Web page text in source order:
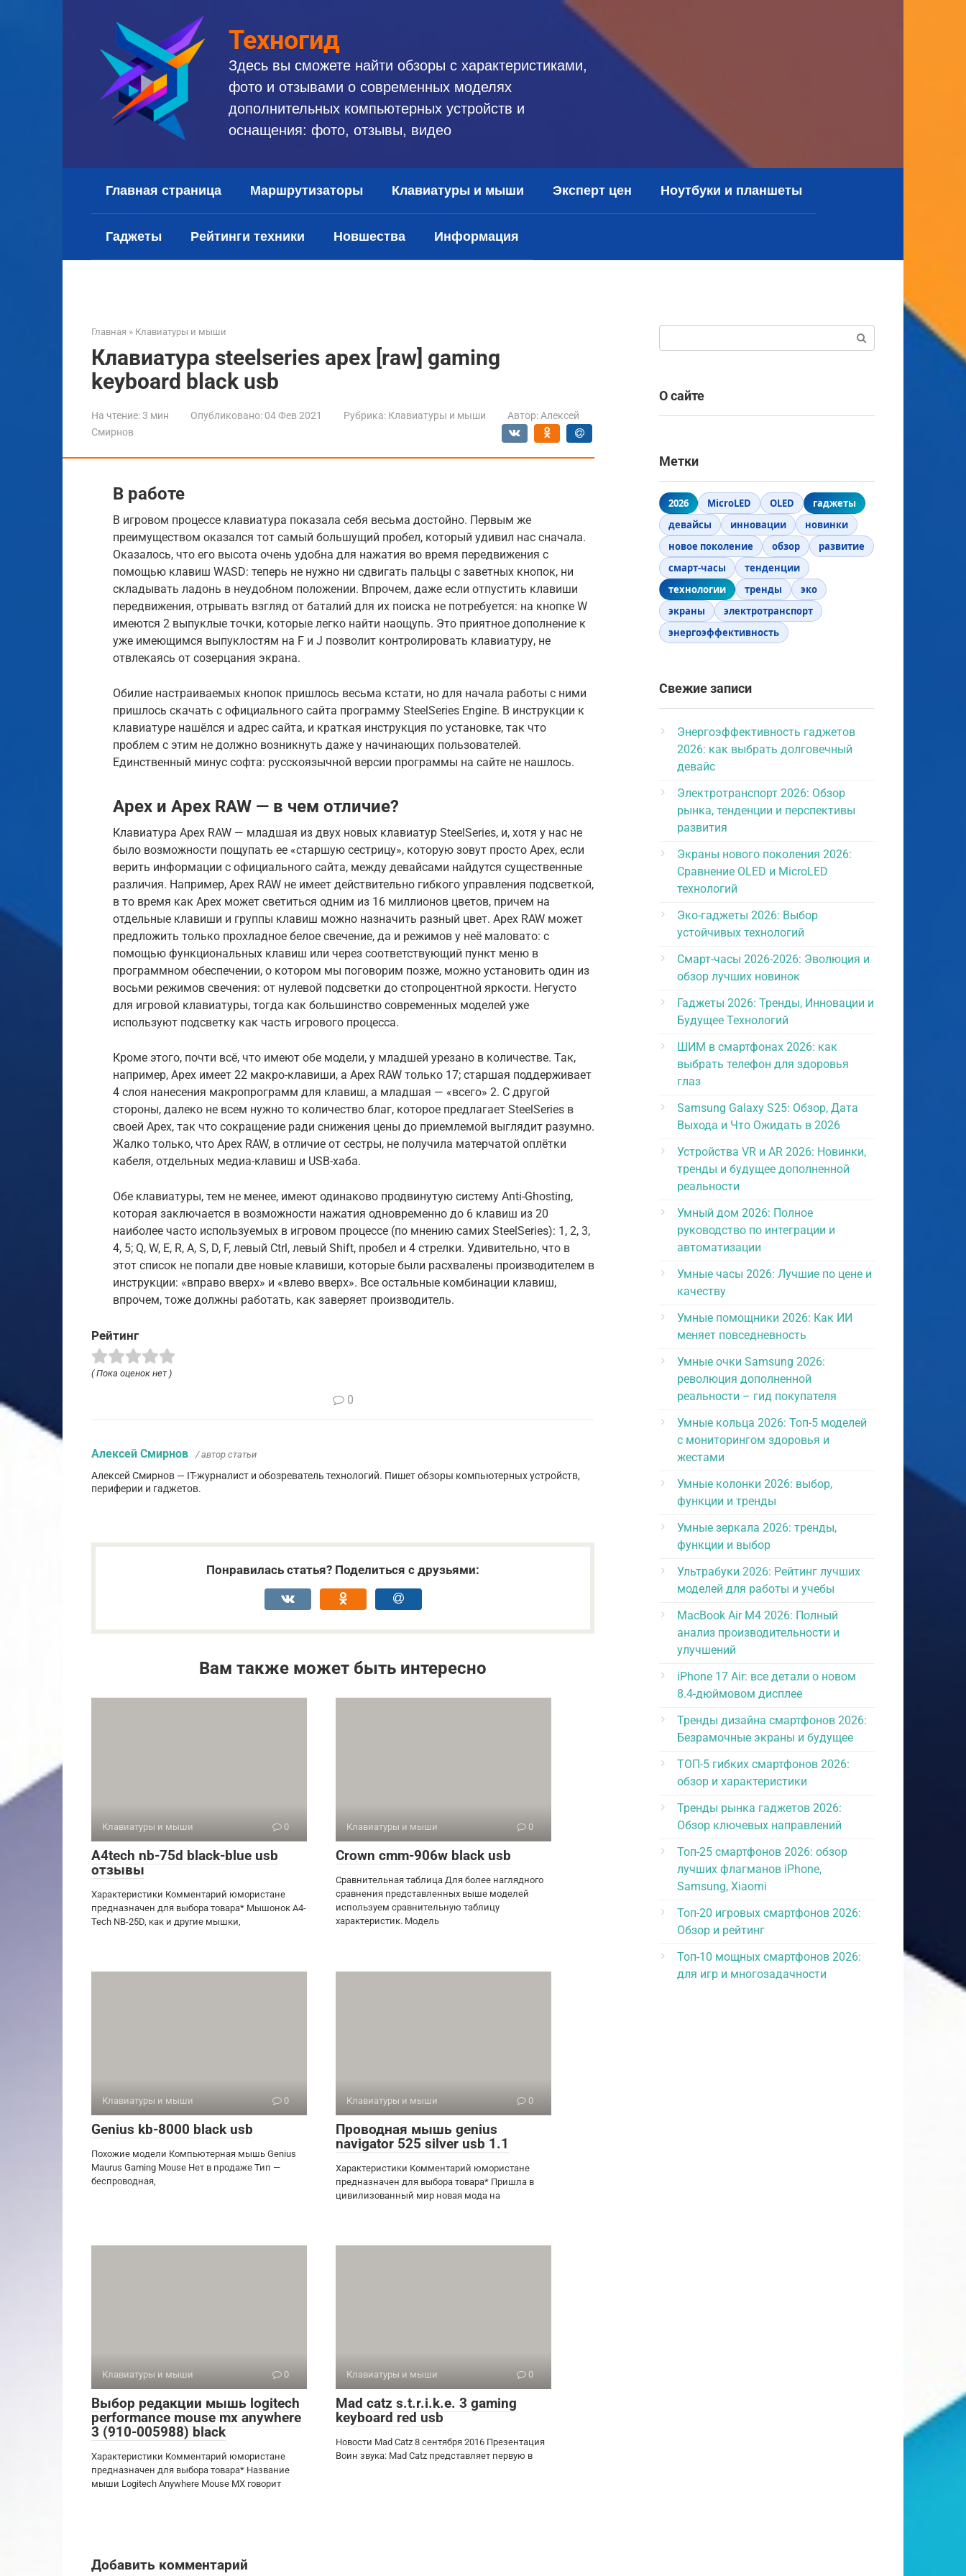
Техногид
Здесь вы сможете найти обзоры с характеристиками,
фото и отзывами о современных моделях
дополнительных компьютерных устройств и
оснащения: фото, отзывы, видео
Главная страница Маршрутизаторы Клавиатуры и мыши Эксперт цен Ноутбуки и планшеты
Гаджеты Рейтинги техники Новшества Информация
Главная » Клавиатуры и мыши
Клавиатура steelseries apex [raw] gaming
keyboard black usb
На чтение:3 мин Опубликовано: 04 Фев 2021 Рубрика: Клавиатуры и мыши Автор: Алексей
Смирнов
В работе
В игровом процессе клавиатура показала себя весьма достойно. Первым же
преимуществом оказался тот самый большущий пробел, который удивил нас сначала.
Оказалось, что его высота очень удобна для нажатия во время передвижения с
помощью клавиш WASD: теперь не нужно ни сдвигать пальцы с заветных кнопок, ни
складывать ладонь в неудобном положении. Впрочем, даже если отпустить клавиши
передвижения, отрывать взгляд от баталий для их поиска не потребуется: на кнопке W
имеются 2 выпуклые точки, которые легко найти наощупь. Это приятное дополнение к
уже имеющимся выпуклостям на F и J позволит контролировать клавиатуру, не
отвлекаясь от созерцания экрана.
Обилие настраиваемых кнопок пришлось весьма кстати, но для начала работы с ними
пришлось скачать с официального сайта программу SteelSeries Engine. В инструкции к
клавиатуре нашёлся и адрес сайта, и краткая инструкция по установке, так что
проблем с этим не должно возникнуть даже у начинающих пользователей.
Единственный минус софта: русскоязычной версии программы на сайте не нашлось.
Apex и Apex RAW — в чем отличие?
Клавиатура Apex RAW — младшая из двух новых клавиатур SteelSeries, и, хотя у нас не
было возможности пощупать ее «старшую сестрицу», которую зовут просто Apex, если
верить информации с официального сайта, между девайсами найдутся существенные
различия. Например, Apex RAW не имеет действительно гибкого управления подсветкой,
в то время как Apex может светиться одним из 16 миллионов цветов, причем на
отдельные клавиши и группы клавиш можно назначить разный цвет. Apex RAW может
предложить только прохладное белое свечение, да и режимов у неё маловато: с
помощью функциональных клавиш или через соответствующий пункт меню в
программном обеспечении, о котором мы поговорим позже, можно установить один из
восьми режимов свечения: от нулевой подсветки до стопроцентной яркости. Негусто
для игровой клавиатуры, тогда как большинство современных моделей уже
используют подсветку как часть игрового процесса.
Кроме этого, почти всё, что имеют обе модели, у младшей урезано в количестве. Так,
например, Apex имеет 22 макро-клавиши, а Apex RAW только 17; старшая поддерживает
4 слоя нанесения макропрограмм для клавиш, а младшая — «всего» 2. С другой
стороны, далеко не всем нужно то количество благ, которое предлагает SteelSeries в
своей Apex, так что сокращение ради снижения цены до приемлемой выглядит разумно.
Жалко только, что Apex RAW, в отличие от сестры, не получила матерчатой оплётки
кабеля, отдельных медиа-клавиш и USB-хаба.
Обе клавиатуры, тем не менее, имеют одинаково продвинутую систему Anti-Ghosting,
которая заключается в возможности нажатия одновременно до 6 клавиш из 20
наиболее часто используемых в игровом процессе (по мнению самих SteelSeries): 1, 2, 3,
4, 5; Q, W, E, R, A, S, D, F, левый Ctrl, левый Shift, пробел и 4 стрелки. Удивительно, что в
этот список не попали две новые клавиши, которые были расхвалены производителем в
инструкции: «вправо вверх» и «влево вверх». Все остальные комбинации клавиш,
впрочем, тоже должны работать, как заверяет производитель.
Рейтинг
( Пока оценок нет )
0
Алексей Смирнов / автор статьи
Алексей Смирнов — IT-журналист и обозреватель технологий. Пишет обзоры компьютерных устройств,
периферии и гаджетов.
Понравилась статья? Поделиться с друзьями:
Вам также может быть интересно
Клавиатуры и мыши 0
A4tech nb-75d black-blue usb
отзывы
Характеристики Комментарий юмористане
предназначен для выбора товара* Мышонок A4-
Tech NB-25D, как и другие мышки,
Клавиатуры и мыши 0
Crown cmm-906w black usb
Сравнительная таблица Для более наглядного
сравнения представленных выше моделей
используем сравнительную таблицу
характеристик. Модель
Клавиатуры и мыши 0
Genius kb-8000 black usb
Похожие модели Компьютерная мышь Genius
Maurus Gaming Mouse Нет в продаже Тип —
беспроводная,
Клавиатуры и мыши 0
Проводная мышь genius
navigator 525 silver usb 1.1
Характеристики Комментарий юмористане
предназначен для выбора товара* Пришла в
цивилизованный мир новая мода на
Клавиатуры и мыши 0
Выбор редакции мышь logitech
performance mouse mx anywhere
3 (910-005988) black
Характеристики Комментарий юмористане
предназначен для выбора товара* Название
мыши Logitech Anywhere Mouse MX говорит
Клавиатуры и мыши 0
Mad catz s.t.r.i.k.e. 3 gaming
keyboard red usb
Новости Mad Catz 8 сентября 2016 Презентация
Воин звука: Mad Catz представляет первую в
Добавить комментарий
О сайте
Метки
2026 MicroLED OLED
гаджеты
девайсы
инновации
новинки
новое поколение
обзор
развитие
смарт-часы
тенденции
технологии
тренды
эко
экраны
электротранспорт
энергоэффективность
Свежие записи
Энергоэффективность гаджетов
2026: как выбрать долговечный
девайс
Электротранспорт 2026: Обзор
рынка, тенденции и перспективы
развития
Экраны нового поколения 2026:
Сравнение OLED и MicroLED
технологий
Эко-гаджеты 2026: Выбор
устойчивых технологий
Смарт-часы 2026-2026: Эволюция и
обзор лучших новинок
Гаджеты 2026: Тренды, Инновации и
Будущее Технологий
ШИМ в смартфонах 2026: как
выбрать телефон для здоровья
глаз
Samsung Galaxy S25: Обзор, Дата
Выхода и Что Ожидать в 2026
Устройства VR и AR 2026: Новинки,
тренды и будущее дополненной
реальности
Умный дом 2026: Полное
руководство по интеграции и
автоматизации
Умные часы 2026: Лучшие по цене и
качеству
Умные помощники 2026: Как ИИ
меняет повседневность
Умные очки Samsung 2026:
революция дополненной
реальности – гид покупателя
Умные кольца 2026: Топ-5 моделей
с мониторингом здоровья и
жестами
Умные колонки 2026: выбор,
функции и тренды
Умные зеркала 2026: тренды,
функции и выбор
Ультрабуки 2026: Рейтинг лучших
моделей для работы и учебы
MacBook Air M4 2026: Полный
анализ производительности и
улучшений
iPhone 17 Air: все детали о новом
8.4-дюймовом дисплее
Тренды дизайна смартфонов 2026:
Безрамочные экраны и будущее
ТОП-5 гибких смартфонов 2026:
обзор и характеристики
Тренды рынка гаджетов 2026:
Обзор ключевых направлений
Топ-25 смартфонов 2026: обзор
лучших флагманов iPhone,
Samsung, Xiaomi
Топ-20 игровых смартфонов 2026:
Обзор и рейтинг
Топ-10 мощных смартфонов 2026:
для игр и многозадачности